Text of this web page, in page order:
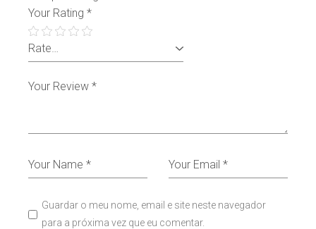
Your Rating*
Guardar o meu nome, email e site neste navegador
para a próxima vez que eu comentar.